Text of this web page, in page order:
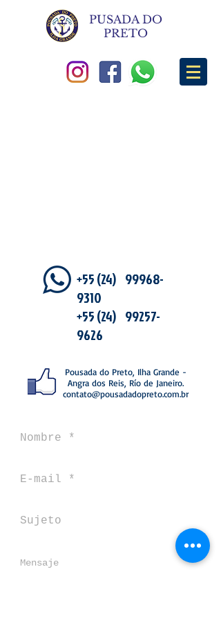
PUSADA DO
PRETO
+55 (24) 99968-
9310
+55 (24) 99257-
9626
Pousada do Preto, Ilha Grande -
Angra dos Reis, Río de Janeiro.
contato@pousadadopreto.com.br